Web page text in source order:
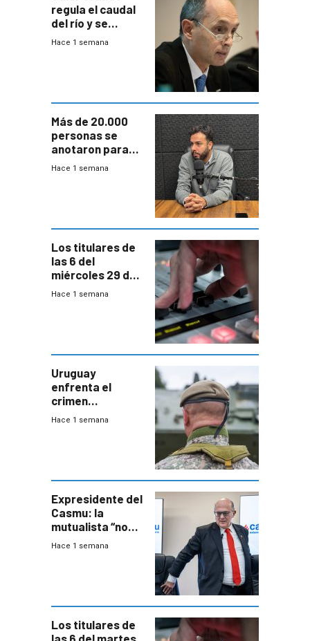
regula el caudal
del río y se
prepara para un
Hace 1 semana
Más de 20.000
personas se
anotaron para
las pruebas
Hace 1 semana
Los titulares de
las 6 del
miércoles 29 de
julio de 2026
Hace 1 semana
Uruguay
enfrenta el
crimen
organizado con
seguridad
Hace 1 semana
Expresidente del
Casmu: la
mutualista “no
está para pagar”
Hace 1 semana
Los titulares de